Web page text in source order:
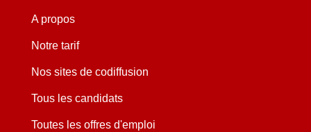
A propos
Notre tarif
Nos sites de codiffusion
Tous les candidats
Toutes les offres d'emploi